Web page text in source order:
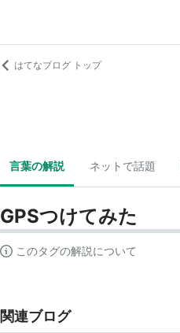
はてなブログ トップ
言葉の解説 ネットで話題
GPSつけてみた
このタグの解説について
関連ブログ